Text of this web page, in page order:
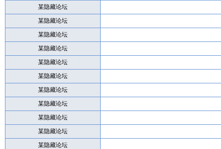
某隐藏论坛
某隐藏论坛
某隐藏论坛
某隐藏论坛
某隐藏论坛
某隐藏论坛
某隐藏论坛
某隐藏论坛
某隐藏论坛
某隐藏论坛
某隐藏论坛